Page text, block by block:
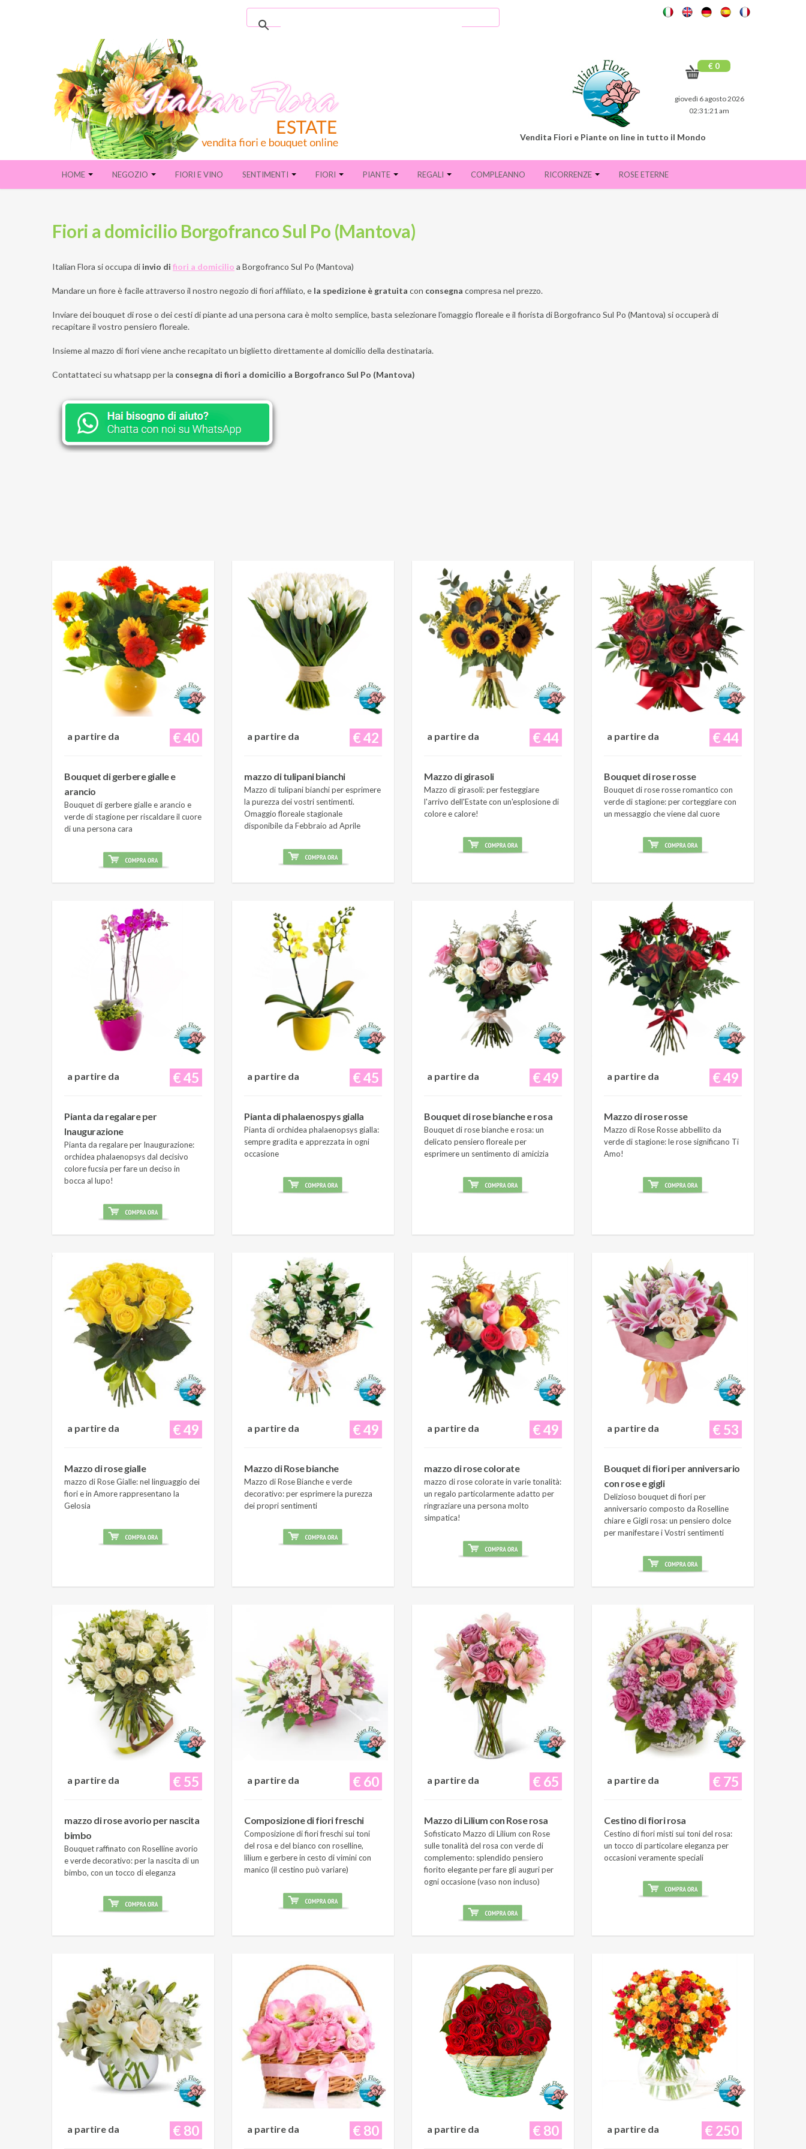
€ 0
giovedì 6 agosto 2026
02:31:22 am
Vendita Fiori e Piante on line in tutto il Mondo
HOME NEGOZIO FIORI E VINO SENTIMENTI FIORI PIANTE REGALI COMPLEANNO RICORRENZE ROSE ETERNE
Fiori a domicilio Borgofranco Sul Po (Mantova)
Italian Flora si occupa di invio di fiori a domicilio a Borgofranco Sul Po (Mantova)
Mandare un fiore è facile attraverso il nostro negozio di fiori affiliato, e la spedizione è gratuita con consegna compresa nel prezzo.
Inviare dei bouquet di rose o dei cesti di piante ad una persona cara è molto semplice, basta selezionare l'omaggio floreale e il fiorista di Borgofranco Sul Po (Mantova) si occuperà di
recapitare il vostro pensiero floreale.
Insieme al mazzo di fiori viene anche recapitato un biglietto direttamente al domicilio della destinataria.
Contattateci su whatsapp per la consegna di fiori a domicilio a Borgofranco Sul Po (Mantova)
€ 40
a partire da
Bouquet di gerbere gialle e
arancio
Bouquet di gerbere gialle e arancio e
verde di stagione per riscaldare il cuore
di una persona cara
€ 42
a partire da
mazzo di tulipani bianchi
Mazzo di tulipani bianchi per esprimere
la purezza dei vostri sentimenti.
Omaggio floreale stagionale
disponibile da Febbraio ad Aprile
€ 44
a partire da
Mazzo di girasoli
Mazzo di girasoli: per festeggiare
l'arrivo dell'Estate con un'esplosione di
colore e calore!
€ 44
a partire da
Bouquet di rose rosse
Bouquet di rose rosse romantico con
verde di stagione: per corteggiare con
un messaggio che viene dal cuore
€ 45
a partire da
Pianta da regalare per
Inaugurazione
Pianta da regalare per Inaugurazione:
orchidea phalaenopsys dal decisivo
colore fucsia per fare un deciso in
bocca al lupo!
€ 45
a partire da
Pianta di phalaenospys gialla
Pianta di orchidea phalaenopsys gialla:
sempre gradita e apprezzata in ogni
occasione
€ 49
a partire da
Bouquet di rose bianche e rosa
Bouquet di rose bianche e rosa: un
delicato pensiero floreale per
esprimere un sentimento di amicizia
€ 49
a partire da
Mazzo di rose rosse
Mazzo di Rose Rosse abbellito da
verde di stagione: le rose significano Ti
Amo!
€ 49
a partire da
Mazzo di rose gialle
mazzo di Rose Gialle: nel linguaggio dei
fiori e in Amore rappresentano la
Gelosia
€ 49
a partire da
Mazzo di Rose bianche
Mazzo di Rose Bianche e verde
decorativo: per esprimere la purezza
dei propri sentimenti
€ 49
a partire da
mazzo di rose colorate
mazzo di rose colorate in varie tonalità:
un regalo particolarmente adatto per
ringraziare una persona molto
simpatica!
€ 53
a partire da
Bouquet di fiori per anniversario
con rose e gigli
Delizioso bouquet di fiori per
anniversario composto da Roselline
chiare e Gigli rosa: un pensiero dolce
per manifestare i Vostri sentimenti
€ 55
a partire da
mazzo di rose avorio per nascita
bimbo
Bouquet raffinato con Roselline avorio
e verde decorativo: per la nascita di un
bimbo, con un tocco di eleganza
€ 60
a partire da
Composizione di fiori freschi
Composizione di fiori freschi sui toni
del rosa e del bianco con roselline,
lilium e gerbere in cesto di vimini con
manico (il cestino può variare)
€ 65
a partire da
Mazzo di Lilium con Rose rosa
Sofisticato Mazzo di Lilium con Rose
sulle tonalità del rosa con verde di
complemento: splendido pensiero
fiorito elegante per fare gli auguri per
ogni occasione (vaso non incluso)
€ 75
a partire da
Cestino di fiori rosa
Cestino di fiori misti sui toni del rosa:
un tocco di particolare eleganza per
occasioni veramente speciali
€ 80
a partire da € 80
a partire da € 80
a partire da € 250
a partire da